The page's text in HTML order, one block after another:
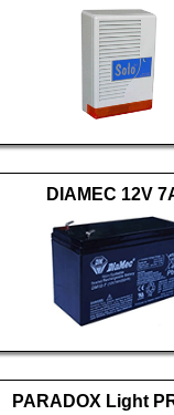
DIAMEC 12V
PARADOX Light